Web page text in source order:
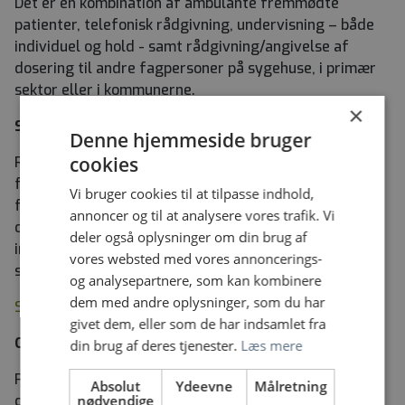
patienter, telefonisk rådgivning, undervisning – både
individuel og hold - samt rådgivning/angivelse af
dosering til andre fagpersoner på sygehuse, i primær
sektor eller i kommunerne.
Startløn
Regionen er forpligtet til at oplyse dig om startlønnen
for stillingen. Du får oplyst grundløn, centralt
fastsatte tillæg og pension i den relevante
overenskomst. Udover startlønnen, kan lønnen
indeholde eventuelt forhandlede tillæg afhængigt af
stillingen, dine erfaringer og kvalifikationer.
Se startlønnen på regionens hjemmeside
Om Midt- og Vestsjællands Hospital
På Midt- og Vestsjællands Hospital arbejder vi hver
dag for at fremme det sunde liv ved at forebygge og
×
Denne hjemmeside bruger
cookies
Vi bruger cookies til at tilpasse indhold,
annoncer og til at analysere vores trafik. Vi
deler også oplysninger om din brug af
vores websted med vores annoncerings-
og analysepartnere, som kan kombinere
dem med andre oplysninger, som du har
givet dem, eller som de har indsamlet fra
din brug af deres tjenester. Læs mere
Absolut
nødvendige
Ydeevne Målretning